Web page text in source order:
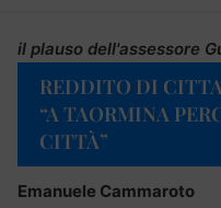
il plauso dell'assessore
REDDITO DI
“A TAORMINA
CITTÀ”
Emanuele Cammaroto